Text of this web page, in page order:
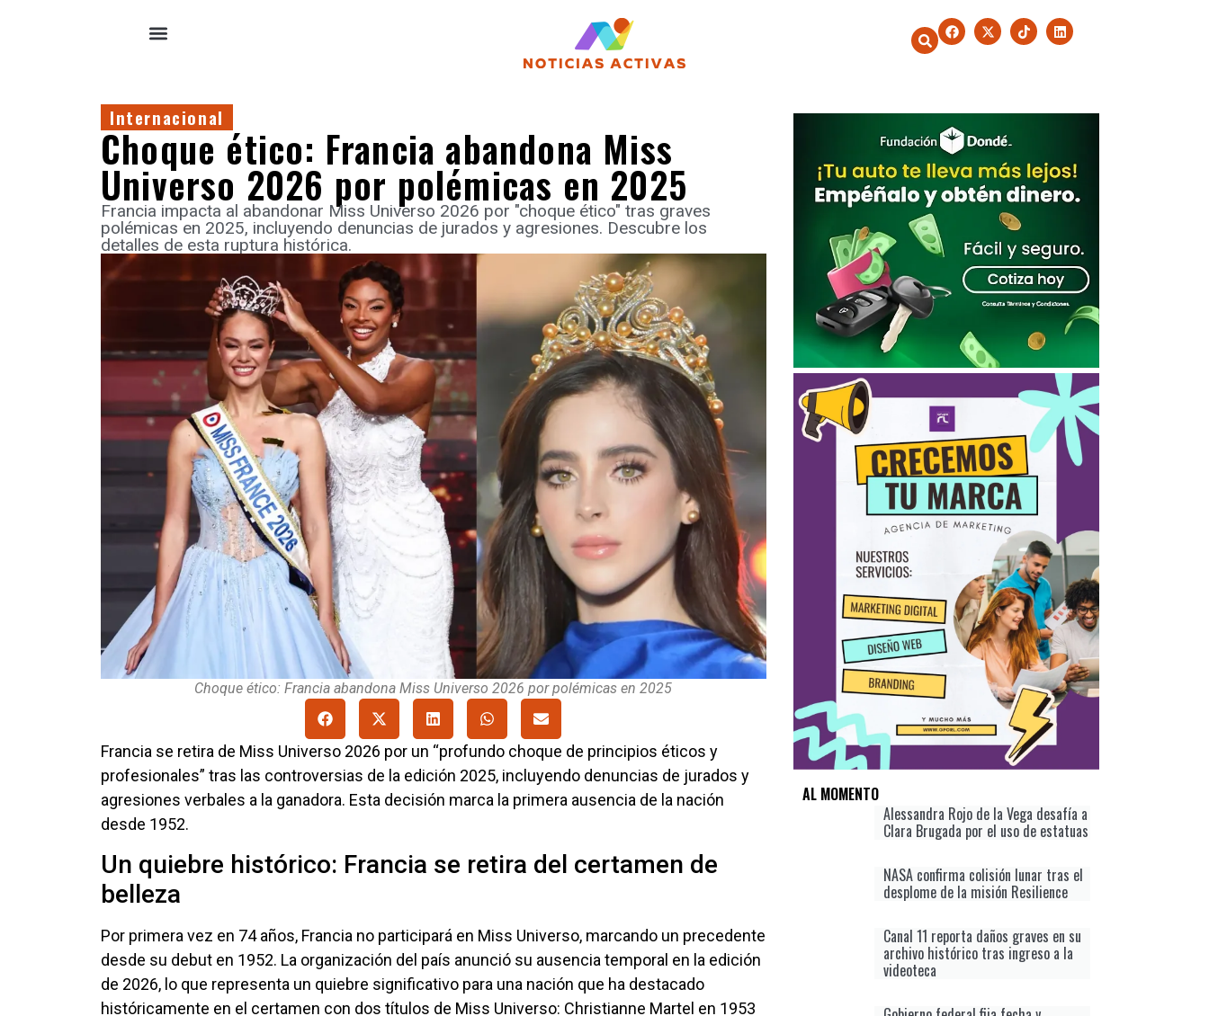
Internacional
Choque ético: Francia abandona Miss
Universo 2026 por polémicas en 2025
Francia impacta al abandonar Miss Universo 2026 por "choque ético" tras graves
polémicas en 2025, incluyendo denuncias de jurados y agresiones. Descubre los
detalles de esta ruptura histórica.
Choque ético: Francia abandona Miss Universo 2026 por polémicas en 2025
Francia se retira de Miss Universo 2026 por un “profundo choque de principios éticos y
profesionales” tras las controversias de la edición 2025, incluyendo denuncias de jurados y
agresiones verbales a la ganadora. Esta decisión marca la primera ausencia de la nación
desde 1952.
Un quiebre histórico: Francia se retira del certamen de
belleza
Por primera vez en 74 años, Francia no participará en Miss Universo, marcando un precedente
desde su debut en 1952. La organización del país anunció su ausencia temporal en la edición
de 2026, lo que representa un quiebre significativo para una nación que ha destacado
históricamente en el certamen con dos títulos de Miss Universo: Christianne Martel en 1953
AL MOMENTO
Alessandra Rojo de la Vega desafía a
Clara Brugada por el uso de estatuas
NASA confirma colisión lunar tras el
desplome de la misión Resilience
Canal 11 reporta daños graves en su
archivo histórico tras ingreso a la
videoteca